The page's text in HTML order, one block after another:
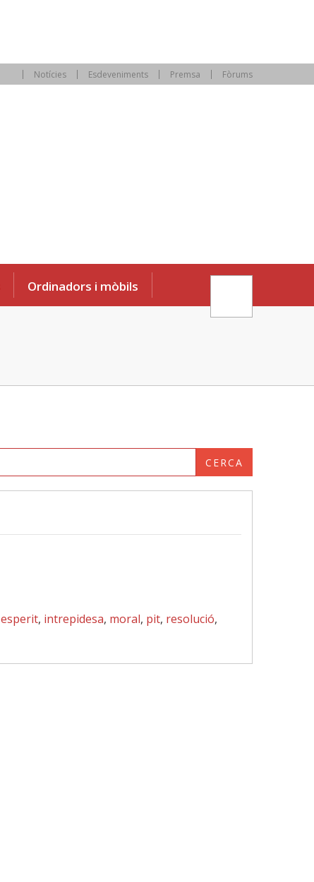
Notícies Esdeveniments Premsa Fòrums
Ordinadors i mòbils
CERCA
esperit, intrepidesa, moral, pit, resolució,